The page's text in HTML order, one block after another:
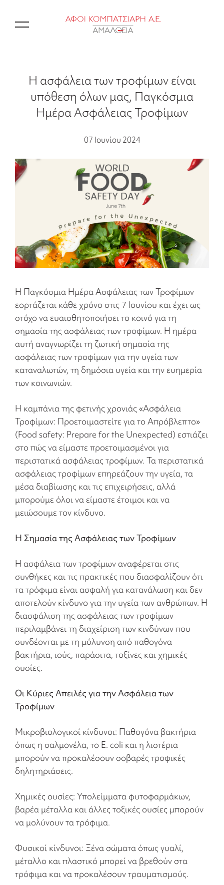
Η ασφάλεια των τροφίμων είναι
υπόθεση όλων μας, Παγκόσμια
Ημέρα Ασφάλειας Τροφίμων
07 Ιουνίου 2024
Η Παγκόσμια Ημέρα Ασφάλειας των Τροφίμων
εορτάζεται κάθε χρόνο στις 7 Ιουνίου και έχει ως
στόχο να ευαισθητοποιήσει το κοινό για τη
σημασία της ασφάλειας των τροφίμων. Η ημέρα
αυτή αναγνωρίζει τη ζωτική σημασία της
ασφάλειας των τροφίμων για την υγεία των
καταναλωτών, τη δημόσια υγεία και την ευημερία
των κοινωνιών.
Η καμπάνια της φετινής χρονιάς «Ασφάλεια
Τροφίμων: Προετοιμαστείτε για το Απρόβλεπτο»
(Food safety: Prepare for the Unexpected) εστιάζει
στο πώς να είμαστε προετοιμασμένοι για
περιστατικά ασφάλειας τροφίμων. Τα περιστατικά
ασφάλειας τροφίμων επηρεάζουν την υγεία, τα
μέσα διαβίωσης και τις επιχειρήσεις, αλλά
μπορούμε όλοι να είμαστε έτοιμοι και να
μειώσουμε τον κίνδυνο.
Η Σημασία της Ασφάλειας των Τροφίμων
Η ασφάλεια των τροφίμων αναφέρεται στις
συνθήκες και τις πρακτικές που διασφαλίζουν ότι
τα τρόφιμα είναι ασφαλή για κατανάλωση και δεν
αποτελούν κίνδυνο για την υγεία των ανθρώπων. Η
διασφάλιση της ασφάλειας των τροφίμων
περιλαμβάνει τη διαχείριση των κινδύνων που
συνδέονται με τη μόλυνση από παθογόνα
βακτήρια, ιούς, παράσιτα, τοξίνες και χημικές
ουσίες.
Οι Κύριες Απειλές για την Ασφάλεια των
Τροφίμων
Μικροβιολογικοί κίνδυνοι: Παθογόνα βακτήρια
όπως η σαλμονέλα, το E. coli και η λιστέρια
μπορούν να προκαλέσουν σοβαρές τροφικές
δηλητηριάσεις.
Χημικές ουσίες: Υπολείμματα φυτοφαρμάκων,
βαρέα μέταλλα και άλλες τοξικές ουσίες μπορούν
να μολύνουν τα τρόφιμα.
Φυσικοί κίνδυνοι: Ξένα σώματα όπως γυαλί,
μέταλλο και πλαστικό μπορεί να βρεθούν στα
τρόφιμα και να προκαλέσουν τραυματισμούς.